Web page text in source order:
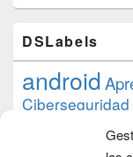
DSLabels
android
datos
Formación